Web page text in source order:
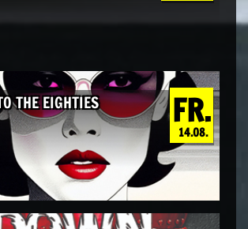
FR.
14.08.
THE EIGHTIES